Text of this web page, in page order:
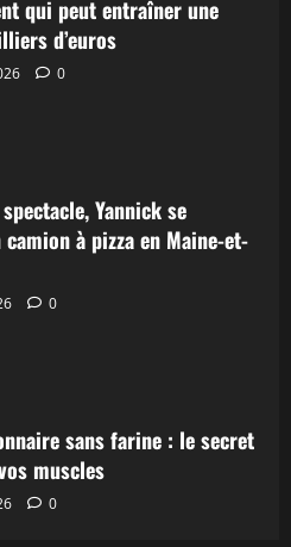
qui peut entraîner une
d’euros
0
Yannick se
à pizza en Maine-et-
0
sans farine : le secret
muscles
0